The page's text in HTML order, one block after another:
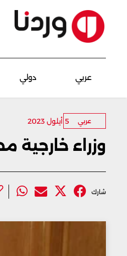
عربي دولي
عربي 5 أيلول 2023
وزراء خارجية
شارك